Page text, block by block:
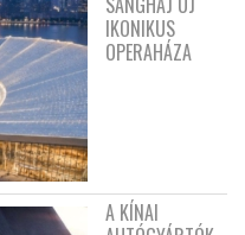
IKONIKUS
OPERAHÁZA
A KÍNAI